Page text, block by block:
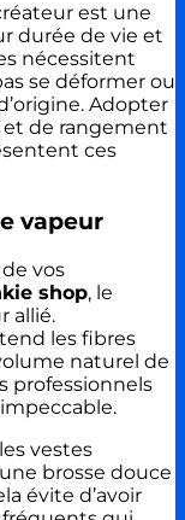
est une
durée de vie et
nécessitent
se déformer ou
Adopter
de rangement
ces
vapeur
vos
shop, le
allié.
les fibres
naturel de
professionnels
vestes
brosse douce
évite d’avoir